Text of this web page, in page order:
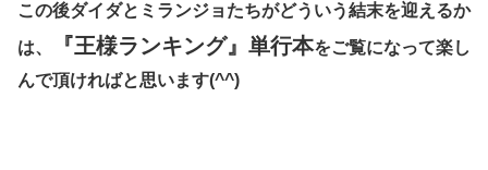
この後ダイダとミランジョたちがどういう結末を迎えるか
は、
『王様ランキング』単行本をご覧になって楽し
んで頂ければと思います(^^)